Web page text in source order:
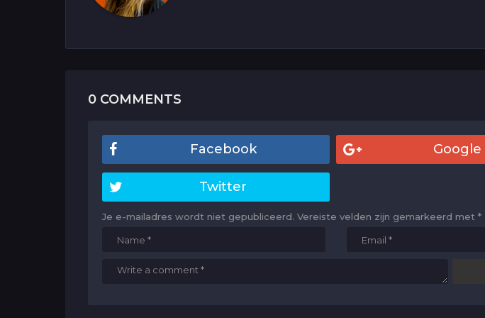
0 COMMENTS
Facebook Google
Twitter
Je e-mailadres wordt niet gepubliceerd. Vereiste velden zijn gemarkeerd met *